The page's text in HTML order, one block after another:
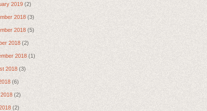
2019 (2)
2018 (3)
2018 (5)
2018 (2)
2018 (1)
2018 (3)
(6)
(2)
(2)